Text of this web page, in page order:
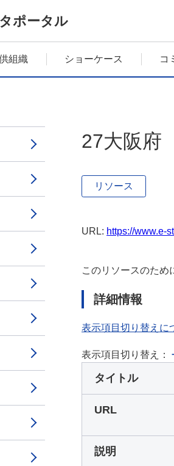
ポータル
組織 ショーケース コ
27大阪府
リソース
URL: https://www.e-
このリソースのため
詳細情報
表示項目切り替えに
表示項目切り替え：
タイトル
URL
説明